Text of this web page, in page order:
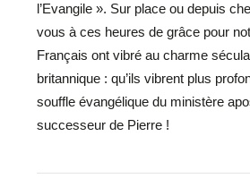
l’Evangile ». Sur place ou depuis
vous à ces heures de grâce pour
Français ont vibré au charme
britannique : qu’ils vibrent plus
souffle évangélique du ministère
successeur de Pierre !